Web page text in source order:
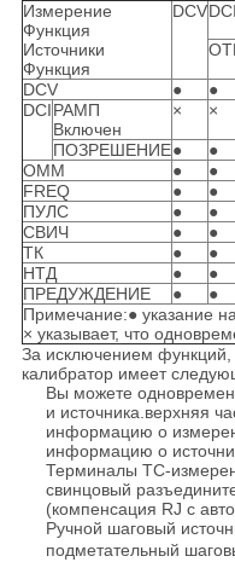
Измерение
Функция
Источники
Функция
DCVDCI
DCV ● ●
DCIРАМП
Включен
× ×
ПОЗРЕШЕНИЕ● ●
ОММ
● ●
FREQ
● ●
ПУЛС
● ●
СВИЧ
● ●
ТК
● ●
НТД
● ●
ПРЕДУЖДЕНИЕ
● ●
Примечание:● указание
× указывает, что
За исключением функций,
калибратор имеет
Вы можете
и источника.верхняя
информацию о
информацию о
Терминалы TC-
свинцовый
(компенсация RJ с
Ручной шаговый
подметательный